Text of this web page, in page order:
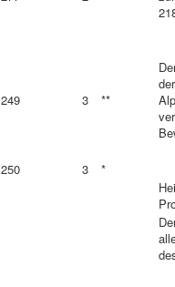
249 3 **
250 3
*